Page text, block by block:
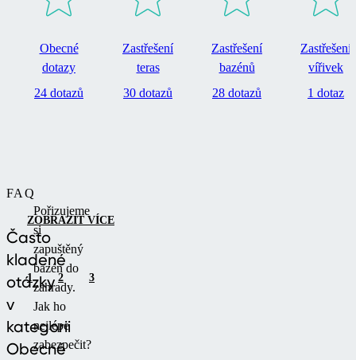
Obecné
dotazy
24 dotazů
Zastřešení
teras
30 dotazů
Zastřešení
bazénů
28 dotazů
Zastřešení
vířivek
1 dotaz
FAQ
Často
kladené
otázky
v
kategorii
Obecné
Pořizujeme
si
zapuštěný
bazén do
zahrady.
Jak ho
nejlépe
zabezpečit?
ZOBRAZIT VÍCE
1 2 3